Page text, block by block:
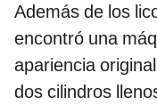
Además de los
encontró una
apariencia
dos cilindros